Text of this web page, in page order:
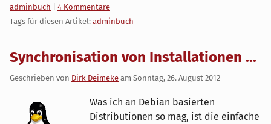
Kategorien:
adminbuch
4 Kommentare
Tags für diesen Artikel: adminbuch
Synchronisation von Installationen ...
Geschrieben von Dirk Deimeke am Sonntag, 26. August 2012
Was ich an Debian basierten
Distributionen so mag, ist die einfache